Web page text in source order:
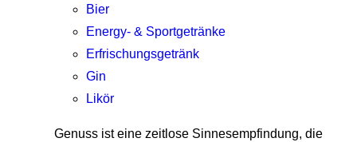
Bier
Energy- & Sportgetränke
Erfrischungsgetränk
Gin
Likör
Genuss ist eine zeitlose Sinnesempfindung, die